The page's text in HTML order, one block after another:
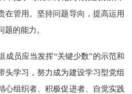
在管用。坚持问题导向，提高运用
题的能力。
员应当发挥“关键少数”的示范和
头学习，努力成为建设学习型党组
心组织者、积极促进者、自觉实践